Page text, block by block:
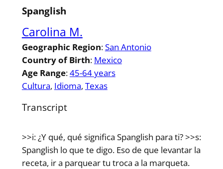
Spanglish
Carolina M.
Geographic Region:San Antonio
Country of Birth: Mexico
Age Range:45-64 years
Cultura, Idioma, Texas
Transcript
>>i: ¿Y qué, qué significa Spanglish para ti? >>s:
Spanglish lo que te digo. Eso de que levantar la
receta, ir a parquear tu troca a la marqueta.